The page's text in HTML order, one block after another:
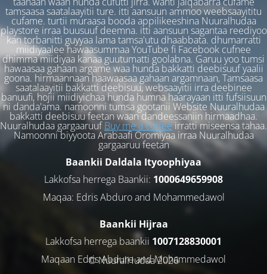
tamsaasa saatalaayitii ture. itti aansuun ammoo weebsaayititu
cufame. turtii muraasa booda appilikeeshina Nuuralhudaa
playstore irraa buusuuf deemna. itti aansuun sagantaa reediyoo
kan torbanitti guyyaa lama tamsa'utu dhaabbata. dhumarratti
miidiyaalee hawaasummaa YouTube fi Facebook cufnee
dhimma miidiyaa kanaa guutumatti goolabna. Garuu yoo tumsi
hawaasaa gahaan argame waa hunda bakkatti deebisuuf yaalii
goona. hirmaannaan haawaasaa gahaan argamnaan, Tamsaasa
saatalaayitii bakkatti deebisuu, websaayitii irra deebinee
banuufi, hojii miidiyichaa hunda humna haarayaan itti fufsiisuun
ni danda'ama. namoonni tumsa gootanii Website Nuuralhudaa
bakkatti deebisuu feetan waan dandeessaniin hirmaadhaa.
Nuuralhudaa gargaaruufBuy me a coffeeirratti miseensa tahaa.
Namoonni biyyoota Arabaafi Oromiyaa irraa Nuuralhudaa
gargaaruu feetan
Baankii Daldala Ityoophiyaa
Lakkofsa herrega Baankii: 1000649659908
Maqaa: Edris Abduro and Mohammedawol
Baankii Hijraa
Lakkofsa herrega baankii 1007128830001
Maqaan Edris Abduro and Muhammedawol
© NuuralHudaa 2026